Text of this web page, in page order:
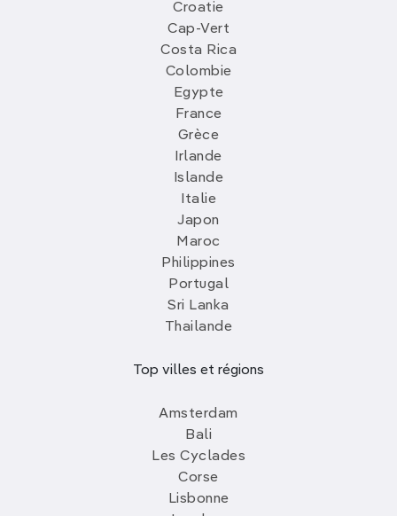
Croatie
Cap-Vert
Costa Rica
Colombie
Egypte
France
Grèce
Irlande
Islande
Italie
Japon
Maroc
Philippines
Portugal
Sri Lanka
Thailande
Top villes et régions
Amsterdam
Bali
Les Cyclades
Corse
Lisbonne